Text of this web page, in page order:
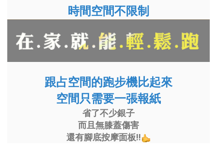
時間空間不限制
跟占空間的跑步機比起來
空間只需要一張報紙
省了不少銀子
而且無膝蓋傷害
還有腳底按摩面板!!